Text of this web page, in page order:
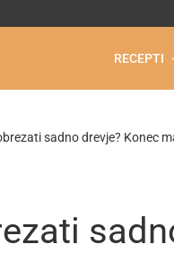
RECEPTI
sadno drevje? Konec